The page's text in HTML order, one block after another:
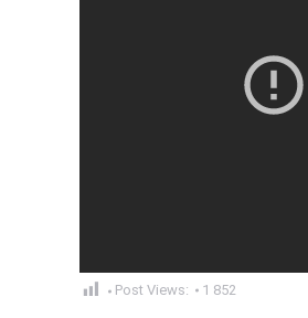
Post Views: 1 852